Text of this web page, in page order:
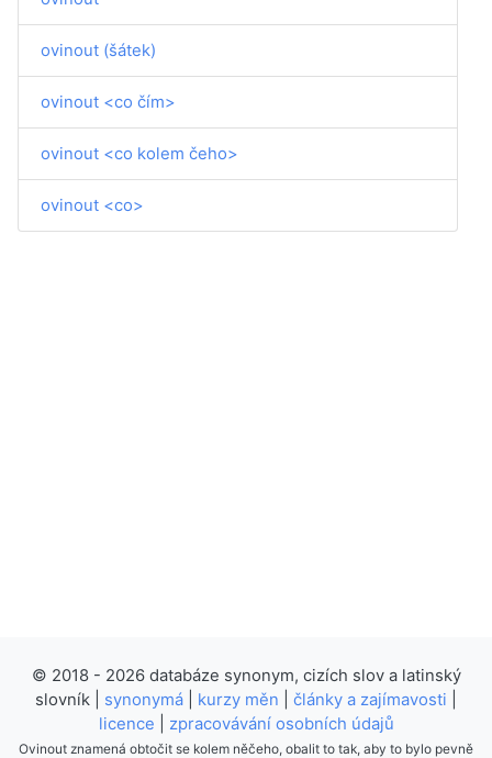
ovinout (šátek)
ovinout <co čím>
ovinout <co kolem čeho>
ovinout <co>
© 2018 - 2026 databáze synonym, cizích slov a latinský
slovník | synonymá kurzy měn články a zajímavosti
licence
zpracovávání osobních údajů
Ovinout znamená obtočit se kolem něčeho, obalit to tak, aby to bylo pevně